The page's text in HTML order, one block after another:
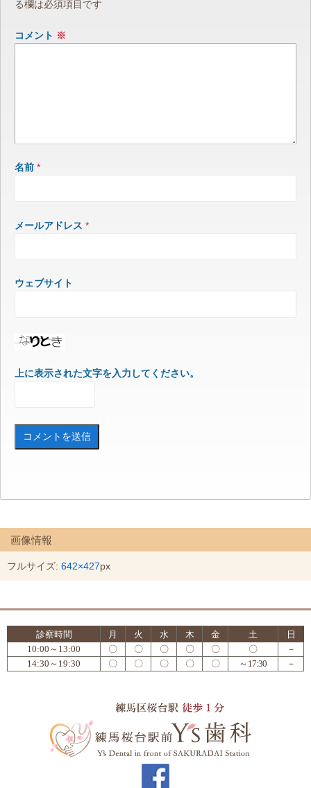
る欄は必須項目です
コメント ※
名前 *
メールアドレス *
ウェブサイト
上に表示された文字を入力してください。
画像情報
フルサイズ: 642×427px
診察時間 月 火 水 木 金 土
日
10:00～13:00
〇 〇 〇 〇 〇 〇
－
14:30～19:30
〇 〇 〇 〇 〇 ～17:30 －